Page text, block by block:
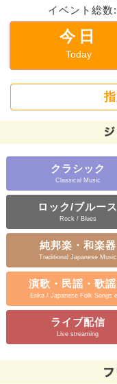
イベント総数:
今日
Today
クラシック
Classical Music
ロック/ブルース
Rock / Blues
純邦楽・和楽器
Traditional Japanese Music
演歌・民謡・歌
Enka / Japanese Folk Songs
ライブ配信
Live streaming